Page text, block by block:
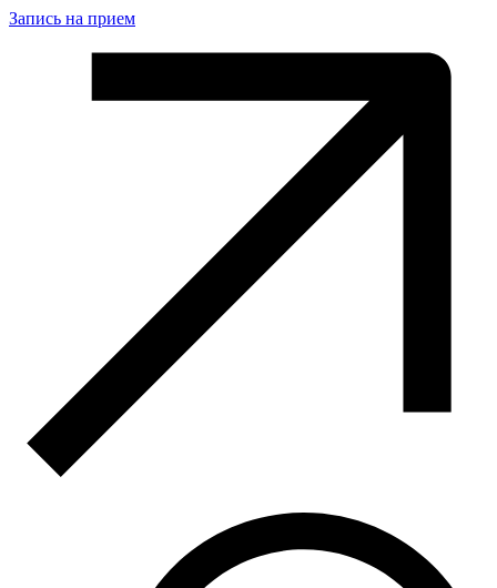
Запись на прием